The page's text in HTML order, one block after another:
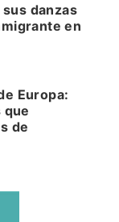
danzas
en
Europa:
que
de